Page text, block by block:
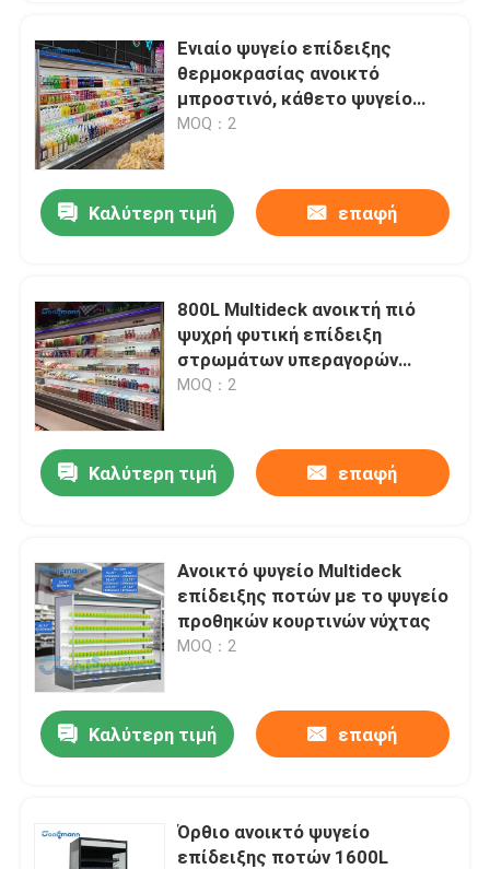
Ενιαίο ψυγείο επίδειξης
θερμοκρασίας ανοικτό
μπροστινό, κάθετο ψυγείο
περίπτωσης επίδειξης
MOQ：2
Καλύτερη τιμή επαφή
800L Multideck ανοικτή πιό
ψυχρή φυτική επίδειξη
στρωμάτων υπεραγορών
διευθετήσιμη
MOQ：2
Καλύτερη τιμή επαφή
Ανοικτό ψυγείο Multideck
επίδειξης ποτών με το ψυγείο
προθηκών κουρτινών νύχτας
MOQ：2
Καλύτερη τιμή επαφή
Όρθιο ανοικτό ψυγείο
επίδειξης ποτών 1600L